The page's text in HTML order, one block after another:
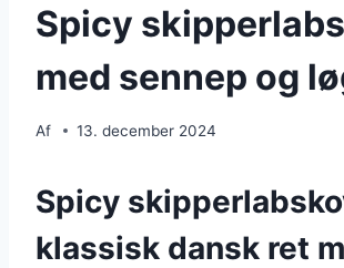
Spicy
med sennep og
Af 13. december 2024
Spicy
klassisk dansk ret